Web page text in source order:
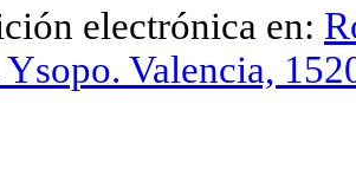
electrónica en:
Ysopo. Valencia,